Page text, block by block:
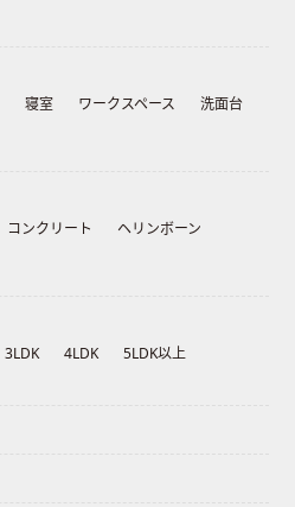
寝室 ワークスペース
洗面台
コンクリート
ヘリンボーン
3LDK 4LDK 5LDK以上